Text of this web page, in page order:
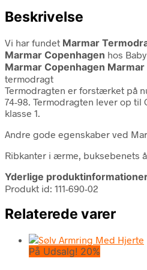
Beskrivelse
Vi har fundet Marmar
Marmar Copenhagen hos
Marmar Copenhagen
termodragt
Termodragten er forstærket på
74-98. Termodragten lever op til
klasse 1.
Andre gode egenskaber ved
Ribkanter i ærme, buksebenets
Yderlige
Produkt id: 111-690-02
Relaterede varer
På Udsalg! 20%